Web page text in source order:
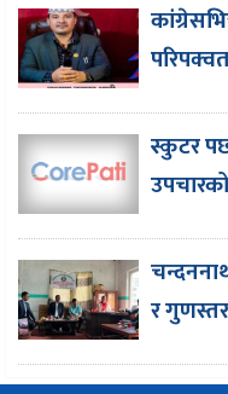
स्कुटर
र